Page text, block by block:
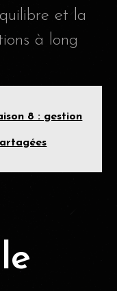
et la
à long
8 : gestion